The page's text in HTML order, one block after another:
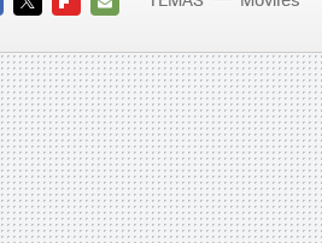
MAIL